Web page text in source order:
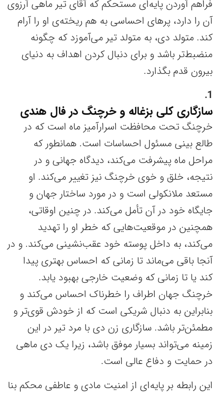
فراهم آوردن پایه‌ای مستحکم که آقای تیر ماهی آرزوی
آن را دارد، پرهای احساسی به هم ریخته‌ی او را آرام
کند. متولد دی، به متولد تیر می‌آموزد که چگونه
منضبط‌‌‌‌تر باشد و برای دنبال کردن اهداف به دنیای
بیرون قدم بگذارد.
1
سازگاری کلی بزغاله و خرچنگ در فال هندی
خرچنگ تحت محافظت اسرارآمیز ماه است که در
طالع بینی مسئول احساسات است. همانطور که
مراحل ماه پیشرفت می‌کند، دیدگاه جهانی و در
نتیجه، خلق و خوی خرچنگ نیز تغییر می‌کند. او
مستعد ملانکولی است و در مورد ساختار جهان و
جایگاه خود در آن تأمل می‌کند. در چنین اوقاتی،
همچنین در موقعیت‌هایی که خطر او را تهدید
می‌کند، به داخل پوسته خود عقب‌نشینی می‌کند. و در
آنجا باقی می‌ماند تا زمانی که احساس بهتری پیدا
کند یا تا زمانی که وضعیت خارجی بهبود یابد.
خرچنگ جهان اطراف را خطرناک احساس می‌کند و
بنابراین به دنبال شریکی است که از خودش قوی‌تر و
مطمئن‌تر باشد. سازگاری زن دی با مرد تیر در این
زمینه می‌تواند بسیار موفق باشد، زیرا یک دی ماهی
در حمایت و دفاع عالی است.
این رابطه بر پایه‌ای از امنیت مادی و عاطفی محکم بنا